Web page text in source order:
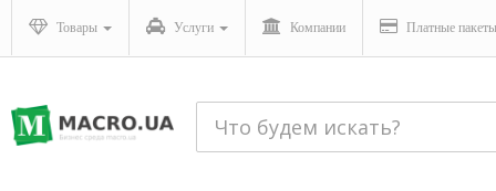
Товары Услуги Компании Платные пакеты